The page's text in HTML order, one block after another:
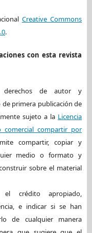
Creative Commons
.
con esta revista
derechos de autor y
primera publicación de
sujeto a la Licencia
comercial compartir por
compartir, copiar y
medio o formato y
sobre el material
crédito apropiado,
e indicar si se han
de cualquier manera